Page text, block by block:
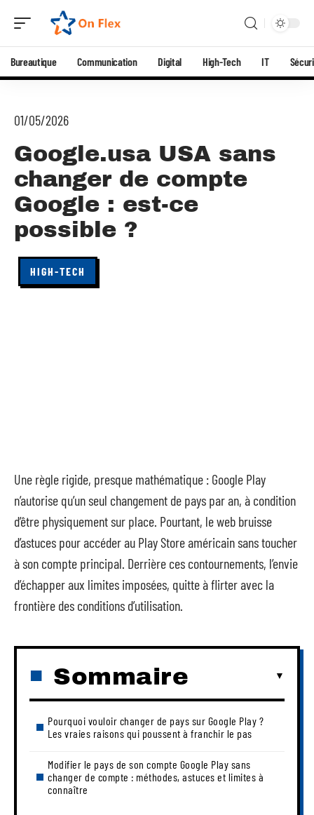
Bureautique Communication Digital High-Tech IT
01/05/2026
Google.usa USA sans
changer de compte
Google : est-ce
possible ?
HIGH-TECH
Une règle rigide, presque mathématique : Google Play
n’autorise qu’un seul changement de pays par an, à condition
d’être physiquement sur place. Pourtant, le web bruisse
d’astuces pour accéder au Play Store américain sans toucher
à son compte principal. Derrière ces contournements, l’envie
d’échapper aux limites imposées, quitte à flirter avec la
frontière des conditions d’utilisation.
Sommaire
Pourquoi vouloir changer de pays sur Google Play ?
Les vraies raisons qui poussent à franchir le pas
Modifier le pays de son compte Google Play sans
changer de compte : méthodes, astuces et limites à
connaître